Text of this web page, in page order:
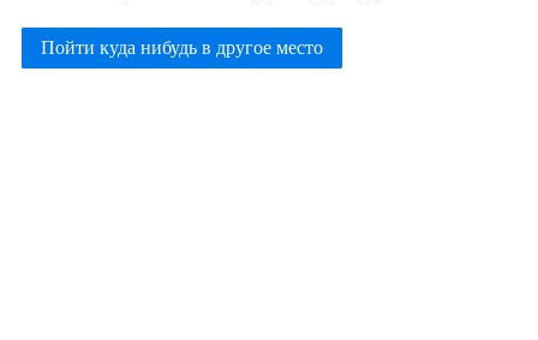
Пойти куда нибудь в другое место